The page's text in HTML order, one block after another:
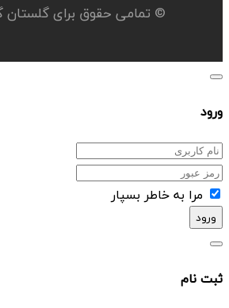
© تمامی حقوق برای گلستان
ورود
مرا به خاطر بسپار
ورود
ثبت نام